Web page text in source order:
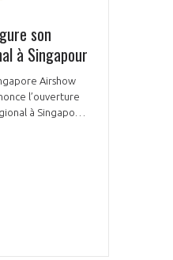
son
à Singapour
Airshow
l’ouverture
à Singapour,